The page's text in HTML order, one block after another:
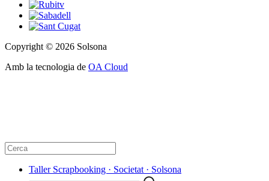
Copyright © 2026 Solsona
Amb la tecnologia de OA Cloud
Taller Scrapbooking · Societat · Solsona